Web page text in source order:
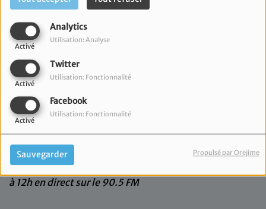
Analytics
Activé
Utilisation: Analyse
Twitter
Activé
Utilisation: Fonctionnalité
Facebook
Activé
Utilisation: Fonctionnalité
Sauvegarder Propulsé par Orejime
01 juin 2026
Retrouvez la grande matinale Radio JM, le lundi de 10h
à 12h en direct sur le 90.5 FM